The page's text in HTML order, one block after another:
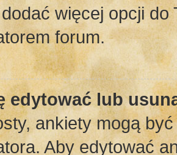
dodać więcej opcji
forum.
edytować lub
ankiety mogą
Aby edytować